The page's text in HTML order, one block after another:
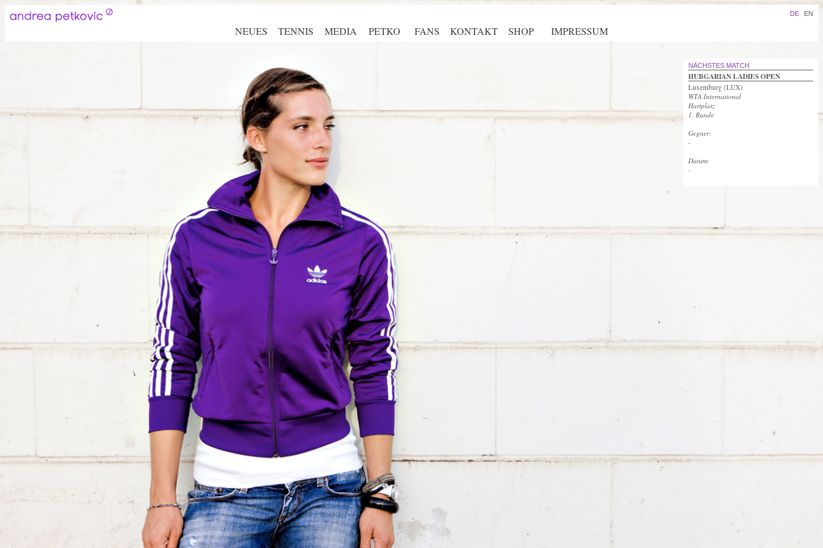
EN
DE
NEUES TENNIS MEDIA PETKO FANS KONTAKT SHOP IMPRESSUM
NÄCHSTES MATCH
HUBGARIAN LADIES OPEN
Luxemburg (LUX)
WTA International
Hartplatz
1. Runde
Gegner:
-
Datum:
-